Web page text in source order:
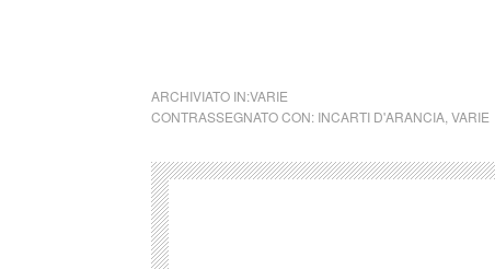
ARCHIVIATO IN:VARIE
CONTRASSEGNATO CON: INCARTI D'ARANCIA VARIE